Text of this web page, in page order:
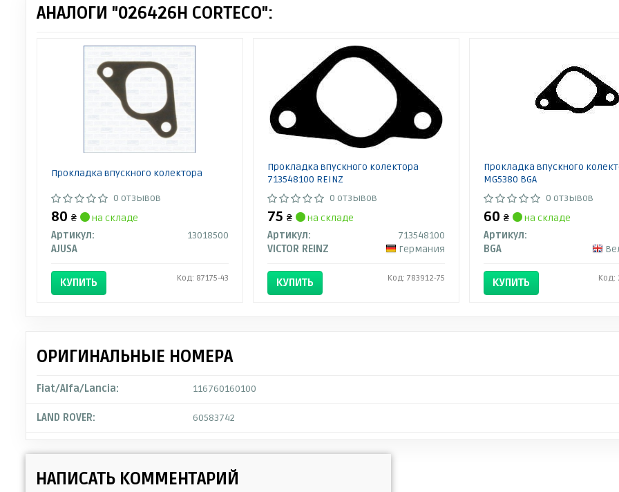
АНАЛОГИ "026426H CORTECO":
Прокладка впускного колектора
0 отзывов
80 ₴
на складе
Артикул:
13018500
AJUSA
КУПИТЬ Код: 87175-43
Прокладка впускного колектора
713548100 REINZ
0 отзывов
75 ₴
на складе
Артикул:
713548100
VICTOR REINZ
Германия
КУПИТЬ Код: 783912-75
Прокладка впускного
MG5380 BGA
0 отзывов
60 ₴
на складе
Артикул:
BGA
КУПИТЬ Код:
ОРИГИНАЛЬНЫЕ НОМЕРА
Fiat/Alfa/Lancia: 116760160100
LAND ROVER: 60583742
НАПИСАТЬ КОММЕНТАРИЙ